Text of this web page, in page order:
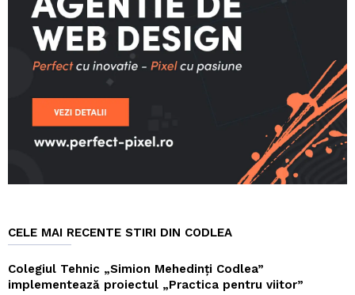
CELE MAI RECENTE STIRI DIN CODLEA
Colegiul Tehnic „Simion Mehedinți Codlea”
implementează proiectul „Practica pentru viitor”